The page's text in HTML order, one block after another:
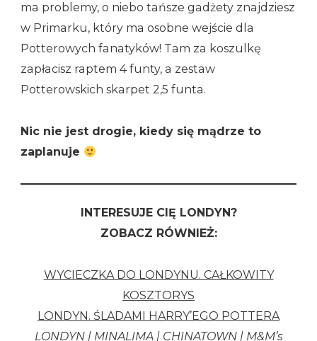
ma problemy, o niebo tańsze gadżety znajdziesz
w Primarku, który ma osobne wejście dla
Potterowych fanatyków! Tam za koszulkę
zapłacisz raptem 4 funty, a zestaw
Potterowskich skarpet 2,5 funta.
Nic nie jest drogie, kiedy się mądrze to
zaplanuje
INTERESUJE CIĘ LONDYN?
ZOBACZ RÓWNIEŻ:
WYCIECZKA DO LONDYNU. CAŁKOWITY
KOSZTORYS
LONDYN. ŚLADAMI HARRY’EGO POTTERA
LONDYN | MINALIMA | CHINATOWN | M&M’s